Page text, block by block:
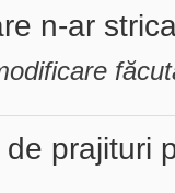
n-ar
de prajituri